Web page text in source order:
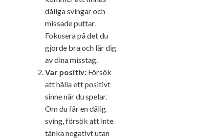
dåliga svingar och
missade puttar.
Fokusera på det du
gjorde bra och lär dig
av dina misstag.
Var positiv: Försök
att hålla ett positivt
sinne när du spelar.
Om du får en dålig
sving, försök att inte
tänka negativt utan